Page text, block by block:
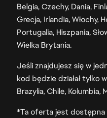
Belgia, Czechy, Dania,
Grecja, Irlandia, Włochy,
Portugalia, Hiszpania,
Wielka Brytania.
Jeśli znajdujesz się w
kod będzie działał tylko
Brazylia, Chile, Kolumbia,
*Ta oferta jest